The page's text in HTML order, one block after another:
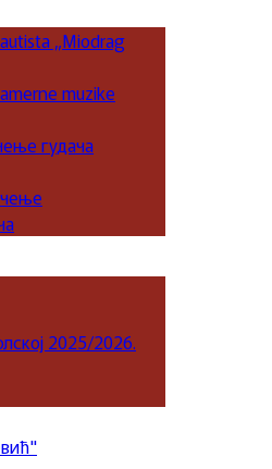
„Miodrag
muzike
гудача
2025/2026.